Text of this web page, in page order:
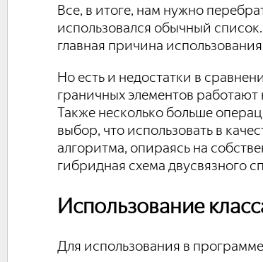
Все, в итоге, нам нужно
использовался обычный
главная причина
Но есть и недостатки в
граничных элементов
Также несколько больше
выбор, что использовать в
алгоритма, опираясь на
гибридная схема двусвязного
Использование
Для использования в